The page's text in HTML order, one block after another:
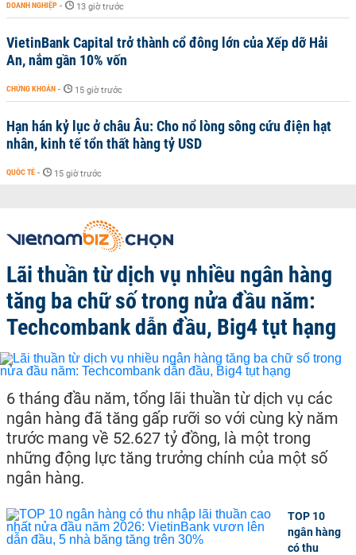
DOANH NGHIỆP - 13 giờ trước
VietinBank Capital trở thành cổ đông lớn của Xếp dỡ Hải
An, nắm gần 10% vốn
CHỨNG KHOÁN - 15 giờ trước
Hạn hán kỷ lục ở châu Âu: Cho nổ lòng sông cứu điện hạt
nhân, kinh tế tổn thất hàng tỷ USD
QUỐC TẾ - 15 giờ trước
Lãi thuần từ dịch vụ nhiều ngân hàng
tăng ba chữ số trong nửa đầu năm:
Techcombank dẫn đầu, Big4 tụt hạng
6 tháng đầu năm, tổng lãi thuần từ dịch vụ các
ngân hàng đã tăng gấp rưỡi so với cùng kỳ năm
trước mang về 52.627 tỷ đồng, là một trong
những động lực tăng trưởng chính của một số
ngân hàng.
TOP 10
ngân hàng
có thu